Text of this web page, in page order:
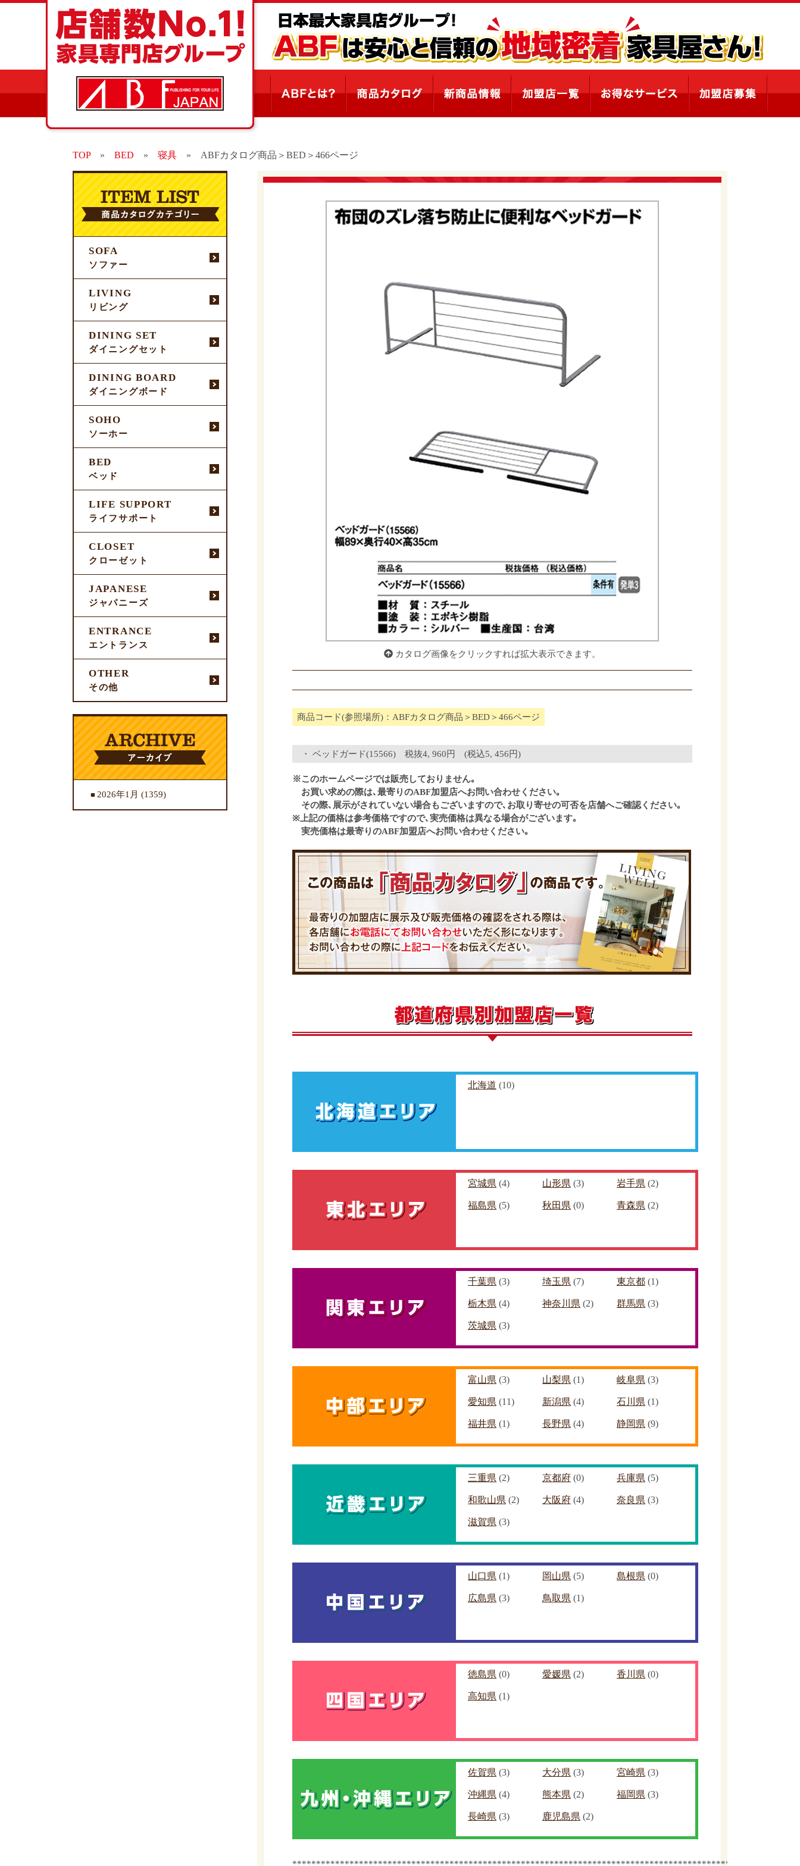
TOP» BED » 寝具 » ABFカタログ商品＞BED＞466ページ
SOFA
ソファー
LIVING
リビング
DINING SET
ダイニングセット
DINING BOARD
ダイニングボード
SOHO
ソーホー
BED
ベッド
LIFE SUPPORT
ライフサポート
CLOSET
クローゼット
JAPANESE
ジャパニーズ
ENTRANCE
エントランス
OTHER
その他
2026年1月 (1359)
カタログ画像をクリックすれば拡大表示できます。
商品コード(参照場所)：ABFカタログ商品＞BED＞466ページ
ベッドガード(15566) 税抜4, 960円 (税込5, 456円)
※このホームページでは販売しておりません｡
お買い求めの際は､最寄りのABF加盟店へお問い合わせください｡
その際､展示がされていない場合もございますので､お取り寄せの可否を店舗へご確認ください｡
※上記の価格は参考価格ですので､実売価格は異なる場合がございます｡
実売価格は最寄りのABF加盟店へお問い合わせください｡
北海道 (10)
宮城県 (4) 山形県 (3) 岩手県 (2)
福島県 (5) 秋田県 (0) 青森県 (2)
千葉県 (3) 埼玉県 (7) 東京都 (1)
栃木県 (4) 神奈川県 (2) 群馬県 (3)
茨城県 (3)
富山県 (3) 山梨県 (1) 岐阜県 (3)
愛知県 (11) 新潟県 (4) 石川県 (1)
福井県 (1) 長野県 (4) 静岡県 (9)
三重県 (2) 京都府 (0) 兵庫県 (5)
和歌山県 (2) 大阪府 (4) 奈良県 (3)
滋賀県 (3)
山口県 (1) 岡山県 (5) 島根県 (0)
広島県 (3) 鳥取県 (1)
徳島県 (0) 愛媛県 (2) 香川県 (0)
高知県 (1)
佐賀県 (3) 大分県 (3) 宮崎県 (3)
沖縄県 (4) 熊本県 (2) 福岡県 (3)
長崎県 (3) 鹿児島県 (2)
**************************************************************************************************